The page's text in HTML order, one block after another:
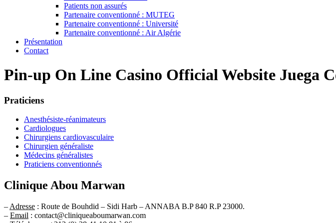
Patients non assurés
Partenaire conventionné : MUTEG
Partenaire conventionné : Université
Partenaire conventionné : Air Algérie
Présentation
Contact
Pin-up On Line Casino Official Website Juega
Praticiens
Anesthésiste-réanimateurs
Cardiologues
Chirurgiens cardiovasculaire
Chirurgien généraliste
Médecins généralistes
Praticiens conventionnés
Clinique Abou Marwan
– Adresse : Route de Bouhdid – Sidi Harb – ANNABA B.P 840 R.P 23000.
– Email : contact@cliniqueaboumarwan.com